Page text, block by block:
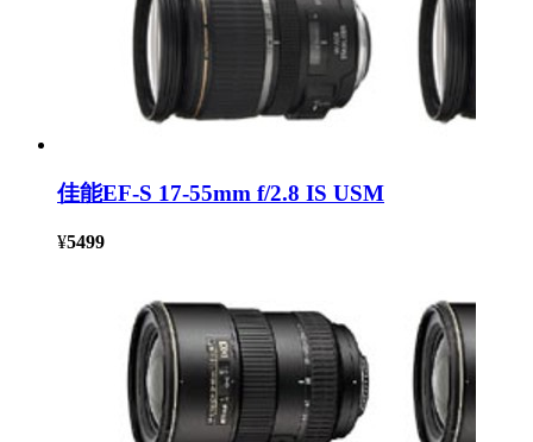
佳能EF-S 17-55mm f/2.8 IS USM
¥5499